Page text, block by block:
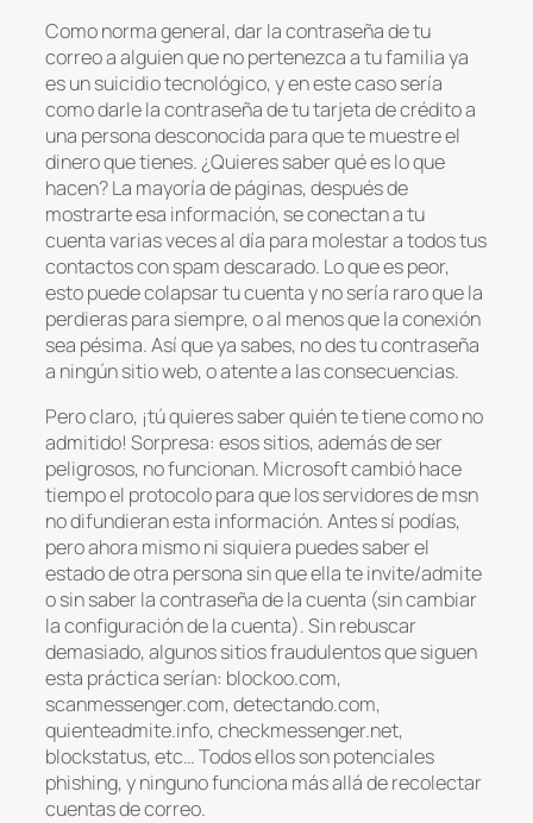
Como norma general, dar la contraseña de tu
correo a alguien que no pertenezca a tu familia ya
es un suicidio tecnológico, y en este caso sería
como darle la contraseña de tu tarjeta de crédito a
una persona desconocida para que te muestre el
dinero que tienes. ¿Quieres saber qué es lo que
hacen? La mayoría de páginas, después de
mostrarte esa información, se conectan a tu
cuenta varias veces al día para molestar a todos tus
contactos con spam descarado. Lo que es peor,
esto puede colapsar tu cuenta y no sería raro que la
perdieras para siempre, o al menos que la conexión
sea pésima. Así que ya sabes, no des tu contraseña
a ningún sitio web, o atente a las consecuencias.
Pero claro, ¡tú quieres saber quién te tiene como no
admitido! Sorpresa: esos sitios, además de ser
peligrosos, no funcionan. Microsoft cambió hace
tiempo el protocolo para que los servidores de msn
no difundieran esta información. Antes sí podías,
pero ahora mismo ni siquiera puedes saber el
estado de otra persona sin que ella te invite/admite
o sin saber la contraseña de la cuenta (sin cambiar
la configuración de la cuenta). Sin rebuscar
demasiado, algunos sitios fraudulentos que siguen
esta práctica serían: blockoo.com,
scanmessenger.com, detectando.com,
quienteadmite.info, checkmessenger.net,
blockstatus, etc… Todos ellos son potenciales
phishing, y ninguno funciona más allá de recolectar
cuentas de correo.